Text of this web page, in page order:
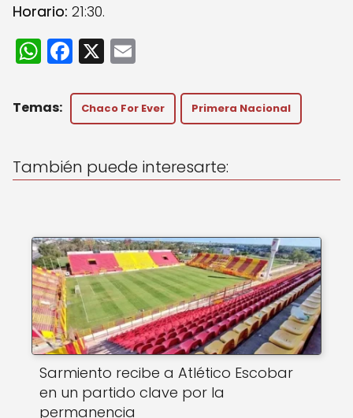
Horario: 21:30.
W
h
a
A
p
F
a
c
e
o
k
X
ai
l
Chaco For Ever Primera Nacional
También puede interesarte:
Sarmiento recibe a Atlético Escobar
en un partido clave por la
permanencia